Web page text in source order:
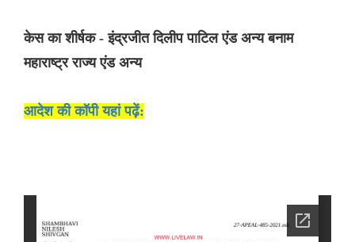
केस का शीर्षक - इंद्रजीत दिलीप पाटिल एंड अन्य बनाम
महाराष्ट्र राज्य एंड अन्य
आदेश की कॉपी यहां पढ़ें: